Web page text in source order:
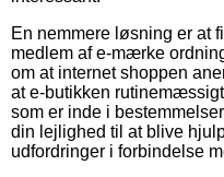
En nemmere løsning er at
medlem af e-mærke
om at internet shoppen
at e-butikken
som er inde i
din lejlighed til at blive
udfordringer i forbindelse